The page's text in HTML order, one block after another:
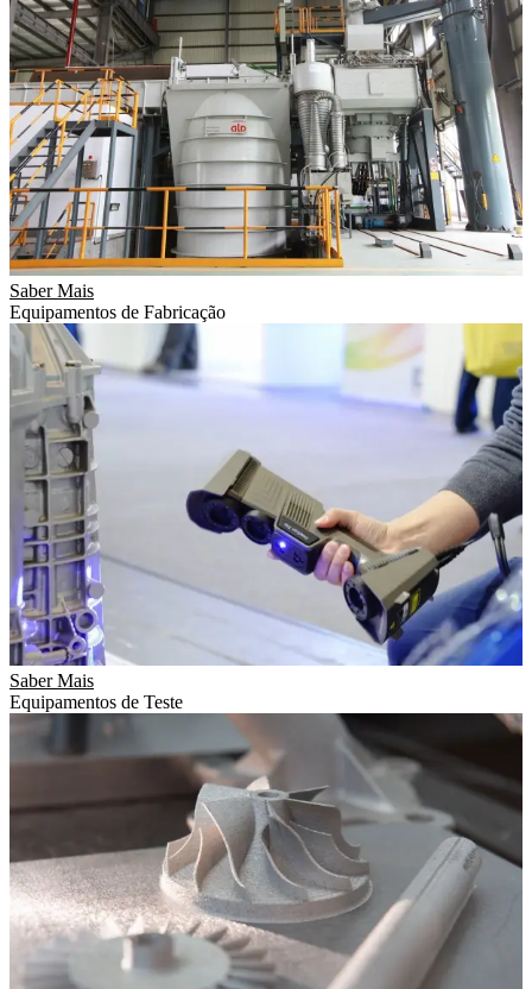
Saber Mais
Equipamentos de Fabricação
Saber Mais
Equipamentos de Teste